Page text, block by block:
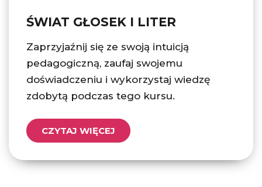
ŚWIAT GŁOSEK I LITER
Zaprzyjaźnij się ze swoją intuicją
pedagogiczną, zaufaj swojemu
doświadczeniu i wykorzystaj wiedzę
zdobytą podczas tego kursu.
CZYTAJ WIĘCEJ